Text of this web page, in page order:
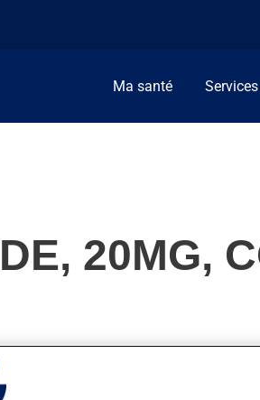
Ma santé
20MG,
l'utilise pour diminuer la tension